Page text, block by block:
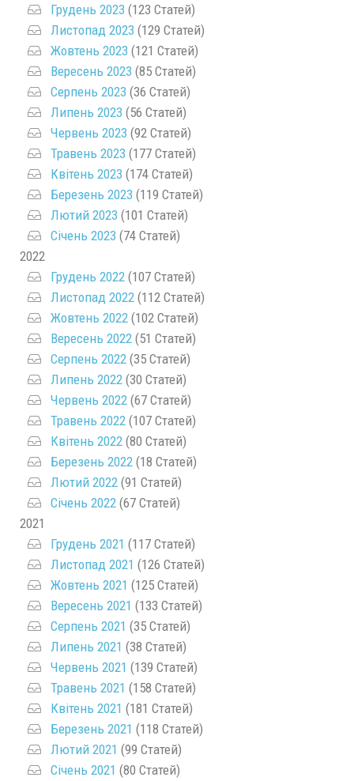
Грудень 2023 (123 Статей)
Листопад 2023 (129 Статей)
Жовтень 2023 (121 Статей)
Вересень 2023 (85 Статей)
Серпень 2023 (36 Статей)
Липень 2023 (56 Статей)
Червень 2023 (92 Статей)
Травень 2023 (177 Статей)
Квітень 2023 (174 Статей)
Березень 2023 (119 Статей)
Лютий 2023 (101 Статей)
Січень 2023 (74 Статей)
2022
Грудень 2022 (107 Статей)
Листопад 2022 (112 Статей)
Жовтень 2022 (102 Статей)
Вересень 2022 (51 Статей)
Серпень 2022 (35 Статей)
Липень 2022 (30 Статей)
Червень 2022 (67 Статей)
Травень 2022 (107 Статей)
Квітень 2022 (80 Статей)
Березень 2022 (18 Статей)
Лютий 2022 (91 Статей)
Січень 2022 (67 Статей)
2021
Грудень 2021 (117 Статей)
Листопад 2021 (126 Статей)
Жовтень 2021 (125 Статей)
Вересень 2021 (133 Статей)
Серпень 2021 (35 Статей)
Липень 2021 (38 Статей)
Червень 2021 (139 Статей)
Травень 2021 (158 Статей)
Квітень 2021 (181 Статей)
Березень 2021 (118 Статей)
Лютий 2021 (99 Статей)
Січень 2021 (80 Статей)